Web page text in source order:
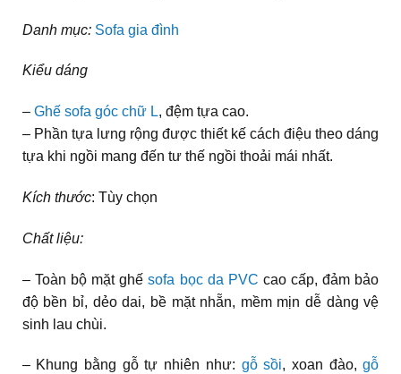
Danh mục: Sofa gia đình
Kiểu dáng
– Ghế sofa góc chữ L, đệm tựa cao.
– Phần tựa lưng rộng được thiết kế cách điệu theo dáng
tựa khi ngồi mang đến tư thế ngồi thoải mái nhất.
Kích thước: Tùy chọn
Chất liệu:
– Toàn bộ mặt ghếsofa bọc da PVC cao cấp, đảm bảo
độ bền bỉ, dẻo dai, bề mặt nhẵn, mềm mịn dễ dàng vệ
sinh lau chùi.
– Khung bằng gỗ tự nhiên như: gỗ sồi, xoan đào,gỗ